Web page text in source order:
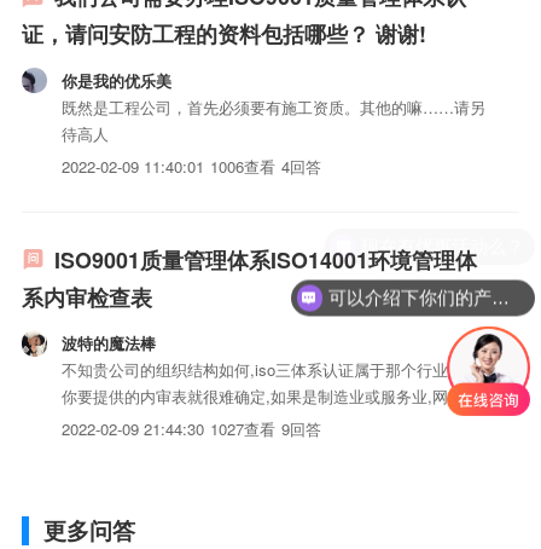
证，请问安防工程的资料包括哪些？ 谢谢!
你是我的优乐美
既然是工程公司，首先必须要有施工资质。其他的嘛……请另
待高人
2022-02-09 11:40:01 1006查看 4回答
ISO9001质量管理体系ISO14001环境管理体
系内审检查表
波特的魔法棒
不知贵公司的组织结构如何,iso三体系认证属于那个行业,所以
你要提供的内审表就很难确定,如果是制造业或服务业,网上都
可以找到相关内审表,再结合公司的组织结构和体系iso三体系
2022-02-09 21:44:30 1027查看 9回答
更多问答
可以介绍下你们的产品么？
现在有优惠活动么？